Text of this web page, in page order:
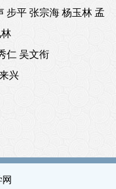
步平 张宗海 杨玉林 孟
仁 吴文衔
兴